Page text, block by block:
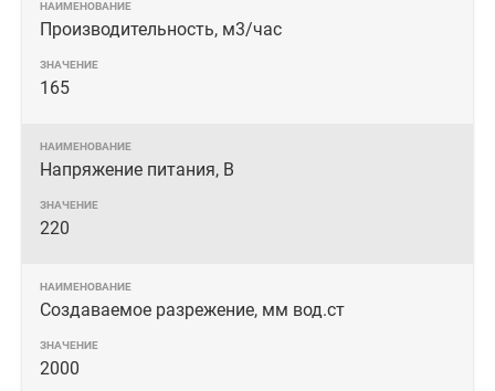
Производительность, м3/час
165
Напряжение питания, В
220
Создаваемое разрежение, мм вод.ст
2000